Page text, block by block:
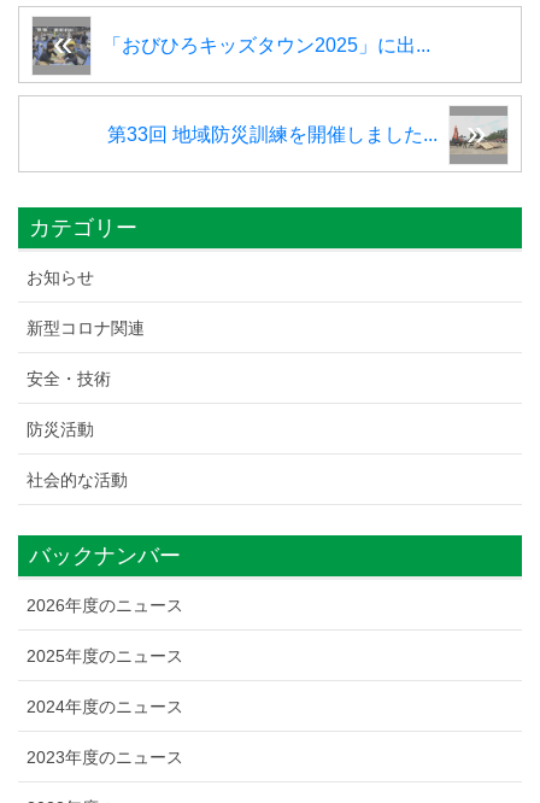
「おびひろキッズタウン2025」に出...
第33回 地域防災訓練を開催しました...
カテゴリー
お知らせ
新型コロナ関連
安全・技術
防災活動
社会的な活動
バックナンバー
2026年度のニュース
2025年度のニュース
2024年度のニュース
2023年度のニュース